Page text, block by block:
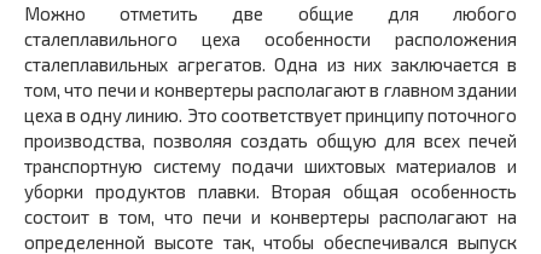
Можно отметить две общие для любого
сталеплавильного цеха особенности расположения
сталеплавильных агрегатов. Одна из них заключается в
том, что печи и конвертеры располагают в главном здании
цеха в одну линию. Это соответствует принципу поточного
производства, позволяя создать общую для всех печей
транспортную систему подачи шихтовых материалов и
уборки продуктов плавки. Вторая общая особенность
состоит в том, что печи и конвертеры располагают на
определенной высоте так, чтобы обеспечивался выпуск